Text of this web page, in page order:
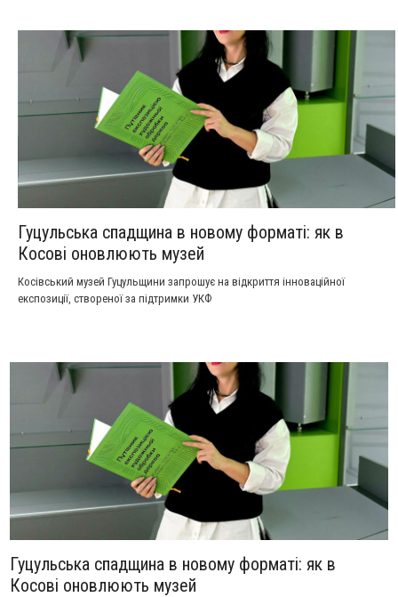
Гуцульська спадщина в новому форматі: як в
Косові оновлюють музей
Косівський музей Гуцульщини запрошує на відкриття інноваційної
експозиції, створеної за підтримки УКФ
Гуцульська спадщина в новому форматі: як в
Косові оновлюють музей